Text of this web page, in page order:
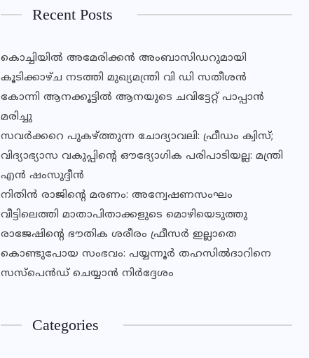
Recent Posts
കൊച്ചിയിൽ അമേരിക്കൻ അംബാസിഡറുമായി
കൂടിക്കാഴ്ച നടത്തി മുഖ്യമന്ത്രി വി ഡി സതീശൻ
കോന്നി ആനക്കൂട്ടിൽ ആനയുടെ ചവിട്ടേറ്റ് പാപ്പാൻ
മരിച്ചു
സവര്‍ക്കറെ പുകഴ്ത്തുന്ന ചോദ്യാവലി: ഫ്രീഡം ക്വിസ്;
വിദ്യാഭ്യാസ വകുപ്പിൻ്റെ ഔദ്യോഗിക പരിപാടിയല്ല: മന്ത്രി
എൻ ഷംസുദ്ദീൻ
നിതിൻ രാജിൻ്റെ മരണം: അന്വേഷണസംഘം
വീട്ടിലെത്തി മാതാപിതാക്കളുടെ മൊഴിയെടുത്തു
രാജേഷിന്റെ ഭൗതിക ശരീരം ഫ്രീസര്‍ ഇല്ലാതെ
കൊണ്ടുപോയ സംഭവം: പയ്യന്നൂര്‍ തഹസില്‍ദാറിനെ
സസ്‌പെന്‍ഡ് ചെയ്യാന്‍ നിര്‍ദ്ദേശം
Categories